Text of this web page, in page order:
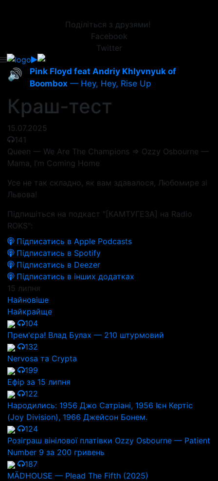
Поділіться з друзями!
Facebook
Twitter
🔊
Pink Floyd feat Andriy Khlyvnyuk of
Boombox — Hey, Hey, Rise Up
Краш-тест
15.07.2025
141
Queen — We Are The Champions => Ozzy Osbourne —
Mama, I’m Coming Home
Усе не так складно, як вам здавалося, Любомире зі
Львова!
Підпишіться на подкаст "[КАМТУГЕЗА] на Radio
ROKS":
Підписатись в Apple Podcasts
Підписатись в Spotify
Підписатись в Deezer
Підписатись в інших додатках
15 липня
Найновіше
Найкрайще
104
Прем'єра! Влад Булах — 210 штурмовий
132
Nervosa та Crypta
199
Ефір за 15 липня
122
Народились: 1956 Джо Сатріані, 1956 Ієн Кертіс
(Joy Division), 1966 Джейсон Бонем.
124
Розіграш вінілової платівки Ozzy Osbourne — Patient
Number 9 за 200 гривень
187
MÄDHOUSE — Plead The Fifth (2025)